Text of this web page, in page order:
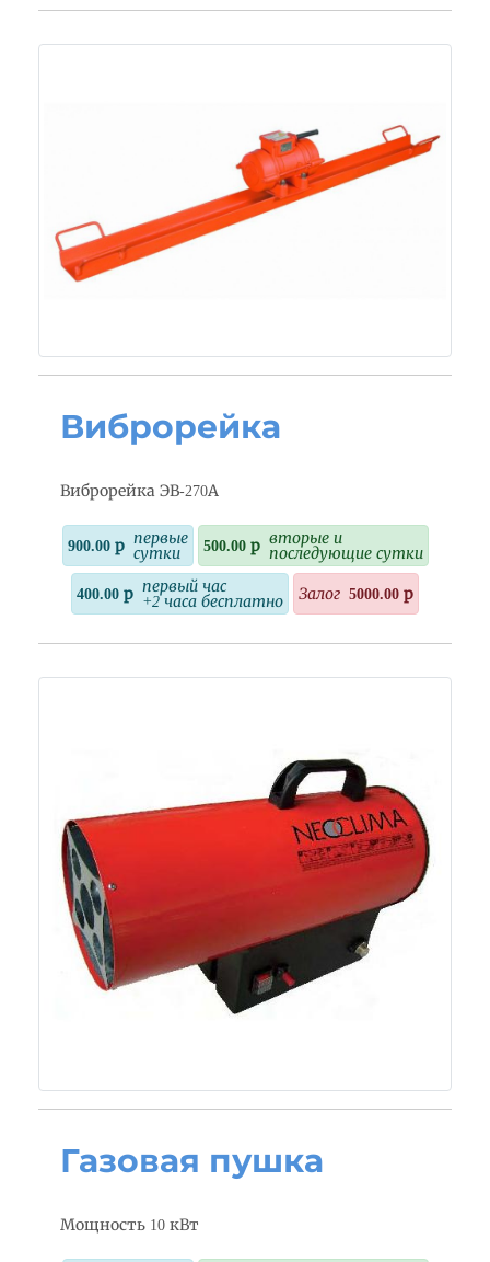
Виброрейка
Виброрейка ЭВ-270А
900.00 р первые
сутки
500.00 р вторые и
последующие сутки
400.00 р первый час
+2 часа бесплатно
Залог 5000.00 р
Газовая пушка
Мощность 10 кВт